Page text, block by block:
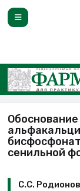
сенильной
С.С.